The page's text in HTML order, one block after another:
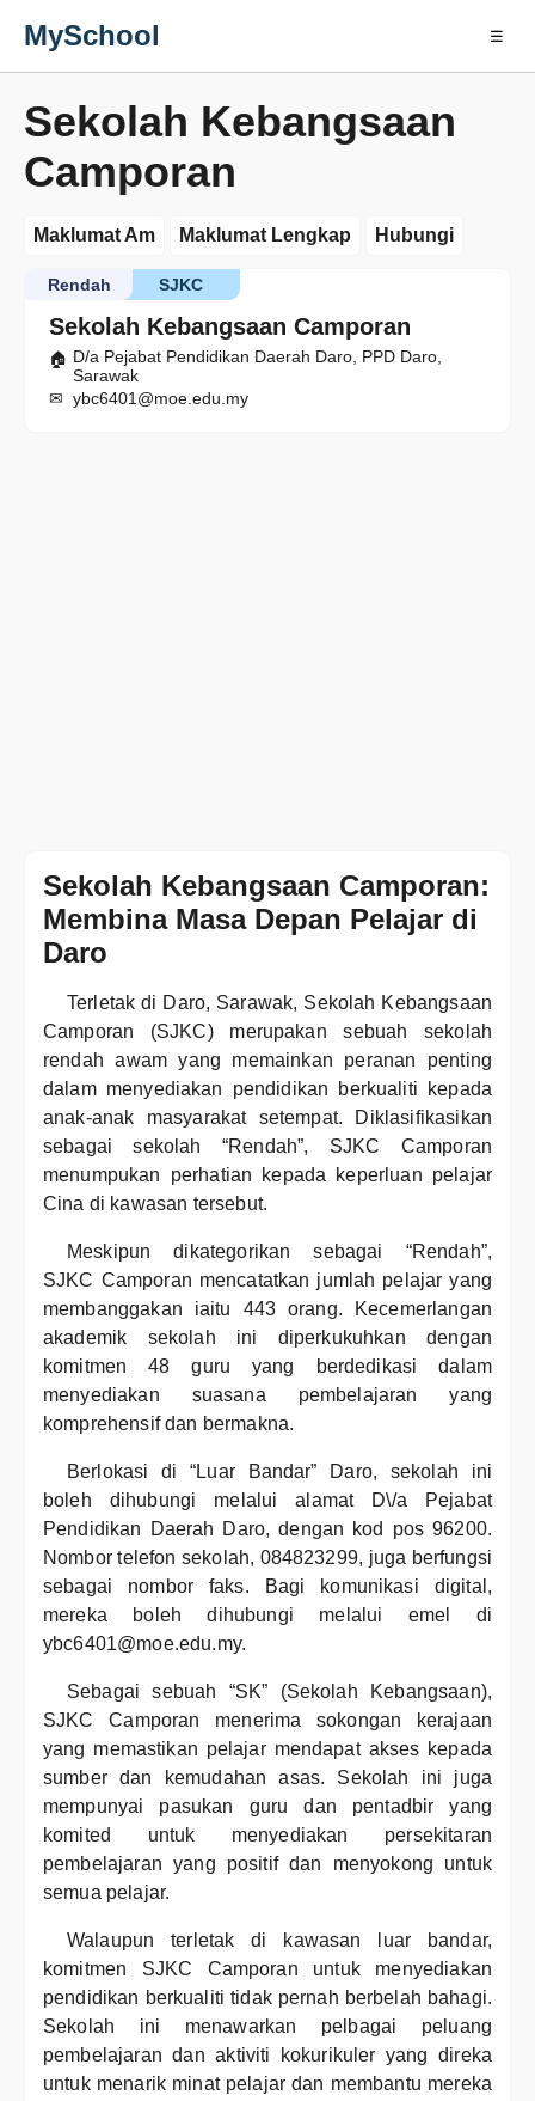
MySchool ☰
Sekolah Kebangsaan
Camporan
Maklumat Am Maklumat Lengkap Hubungi
Sekolah Kebangsaan Camporan
SJKC
Rendah
D/a Pejabat Pendidikan Daerah Daro, PPD Daro,
Sarawak
ybc6401@moe.edu.my
Sekolah Kebangsaan Camporan:
Membina Masa Depan Pelajar di
Daro
Terletak di Daro, Sarawak, Sekolah Kebangsaan
Camporan (SJKC) merupakan sebuah sekolah
rendah awam yang memainkan peranan penting
dalam menyediakan pendidikan berkualiti kepada
anak-anak masyarakat setempat. Diklasifikasikan
sebagai sekolah “Rendah”, SJKC Camporan
menumpukan perhatian kepada keperluan pelajar
Cina di kawasan tersebut.
Meskipun dikategorikan sebagai “Rendah”,
SJKC Camporan mencatatkan jumlah pelajar yang
membanggakan iaitu 443 orang. Kecemerlangan
akademik sekolah ini diperkukuhkan dengan
komitmen 48 guru yang berdedikasi dalam
menyediakan suasana pembelajaran yang
komprehensif dan bermakna.
Berlokasi di “Luar Bandar” Daro, sekolah ini
boleh dihubungi melalui alamat D\/a Pejabat
Pendidikan Daerah Daro, dengan kod pos 96200.
Nombor telefon sekolah, 084823299, juga berfungsi
sebagai nombor faks. Bagi komunikasi digital,
mereka boleh dihubungi melalui emel di
ybc6401@moe.edu.my.
Sebagai sebuah “SK” (Sekolah Kebangsaan),
SJKC Camporan menerima sokongan kerajaan
yang memastikan pelajar mendapat akses kepada
sumber dan kemudahan asas. Sekolah ini juga
mempunyai pasukan guru dan pentadbir yang
komited untuk menyediakan persekitaran
pembelajaran yang positif dan menyokong untuk
semua pelajar.
Walaupun terletak di kawasan luar bandar,
komitmen SJKC Camporan untuk menyediakan
pendidikan berkualiti tidak pernah berbelah bahagi.
Sekolah ini menawarkan pelbagai peluang
pembelajaran dan aktiviti kokurikuler yang direka
untuk menarik minat pelajar dan membantu mereka